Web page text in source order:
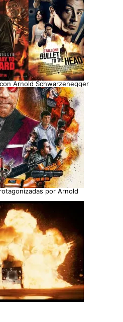
Arnold Schwarzenegger
por Arnold